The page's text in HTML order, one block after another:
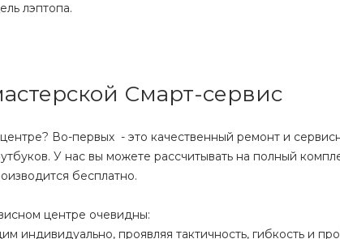
лэптопа.
Смарт-сервис
Во-первых - это качественный ремонт и
У нас вы можете рассчитывать на полный
бесплатно.
центре очевидны:
индивидуально, проявляя тактичность, гибкость и